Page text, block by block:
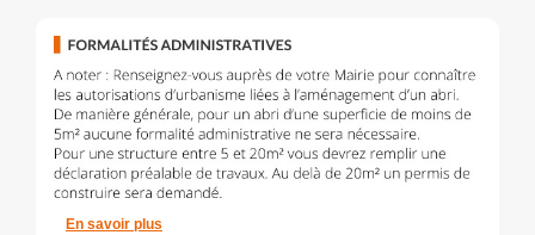
En savoir plus